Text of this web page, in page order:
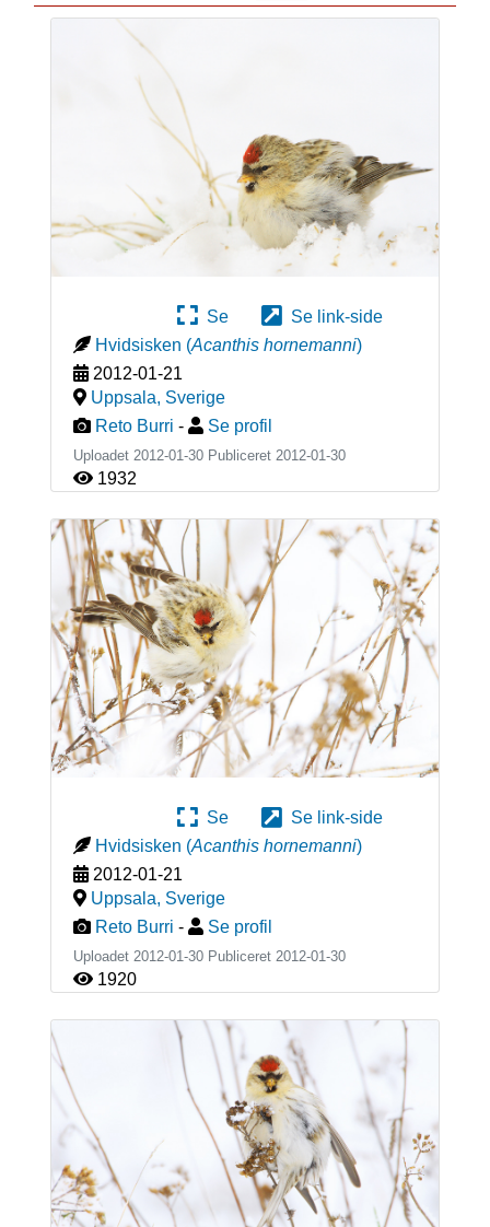
Se
Se link-side
Hvidsisken (Acanthis hornemanni)
2012-01-21
Uppsala, Sverige
Reto Burri - Se profil
Uploadet 2012-01-30 Publiceret 2012-01-30
1932
Se
Se link-side
Hvidsisken (Acanthis hornemanni)
2012-01-21
Uppsala, Sverige
Reto Burri - Se profil
Uploadet 2012-01-30 Publiceret 2012-01-30
1920